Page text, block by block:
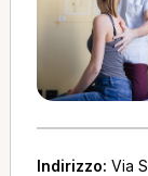
Indirizzo: Via